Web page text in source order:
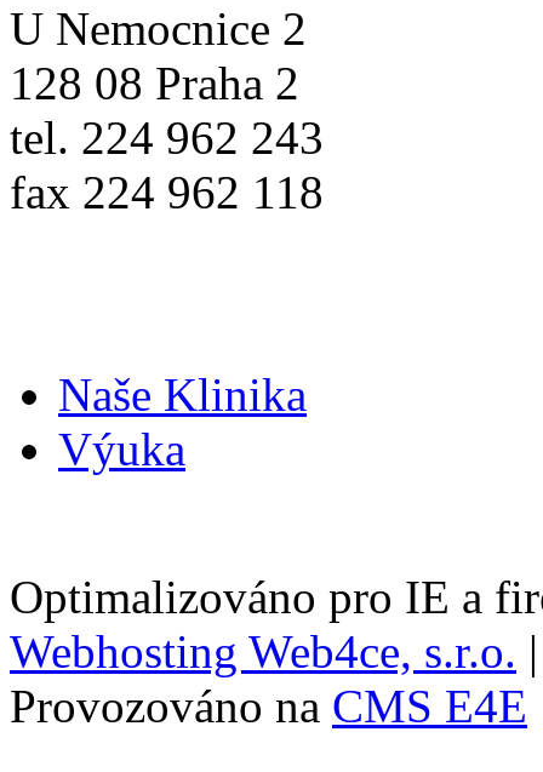
U Nemocnice 2
128 08 Praha 2
tel. 224 962 243
fax 224 962 118
Naše Klinika
Výuka
Optimalizováno pro IE a
Webhosting Web4ce, s.r.o.
Provozováno na CMS E4E